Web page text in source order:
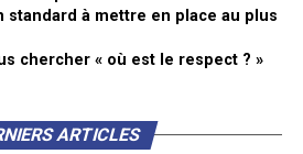
standard à mettre en place au plus
chercher « où est le respect ? »
ARTICLES